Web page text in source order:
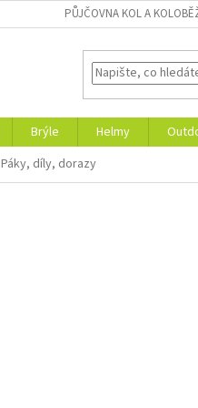
PŮJČOVNA KOL A
Brýle Helmy
Páky, díly, dorazy